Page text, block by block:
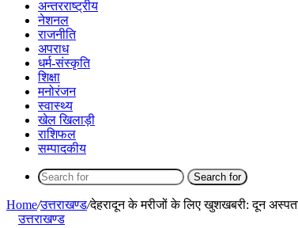
अन्तरराष्ट्रीय
नेशनल
राजनीति
अपराध
धर्म-संस्कृति
शिक्षा
मनोरंजन
स्वास्थ्य
खेल खिलाड़ी
राशिफल
सम्पादकीय
Search for
Home/उत्तराखण्ड/देहरादून के मरीजों के लिए खुशखबरी: दून
उत्तराखण्ड